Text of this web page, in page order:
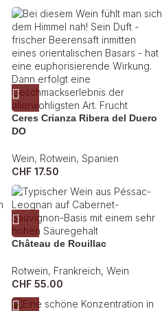
Ceres Crianza Ribera del Duero
DO
Wein, Rotwein, Spanien
CHF 17.50
Château de Rouillac
Rotwein, Frankreich, Wein
CHF 55.00